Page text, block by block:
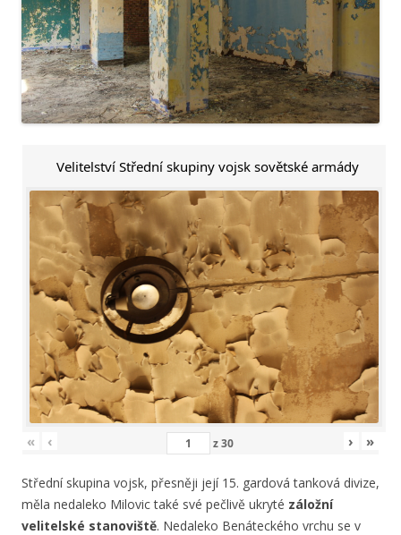
Velitelství Střední skupiny vojsk sovětské armády
« ‹ z30 › »
Střední skupina vojsk, přesněji její 15. gardová tanková divize,
měla nedaleko Milovic také své pečlivě ukryté záložní
velitelské stanoviště. Nedaleko Benáteckého vrchu se v